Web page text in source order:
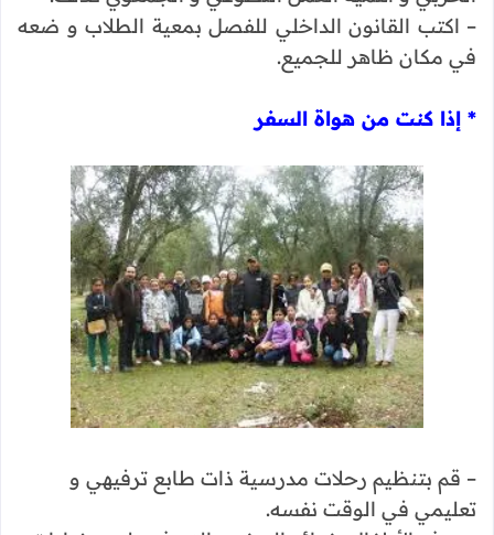
– اكتب القانون الداخلي للفصل بمعية الطلاب و ضعه
في مكان ظاهر للجميع.
* إذا كنت من هواة السفر
– قم بتنظيم رحلات مدرسية ذات طابع ترفيهي و
تعليمي في الوقت نفسه.